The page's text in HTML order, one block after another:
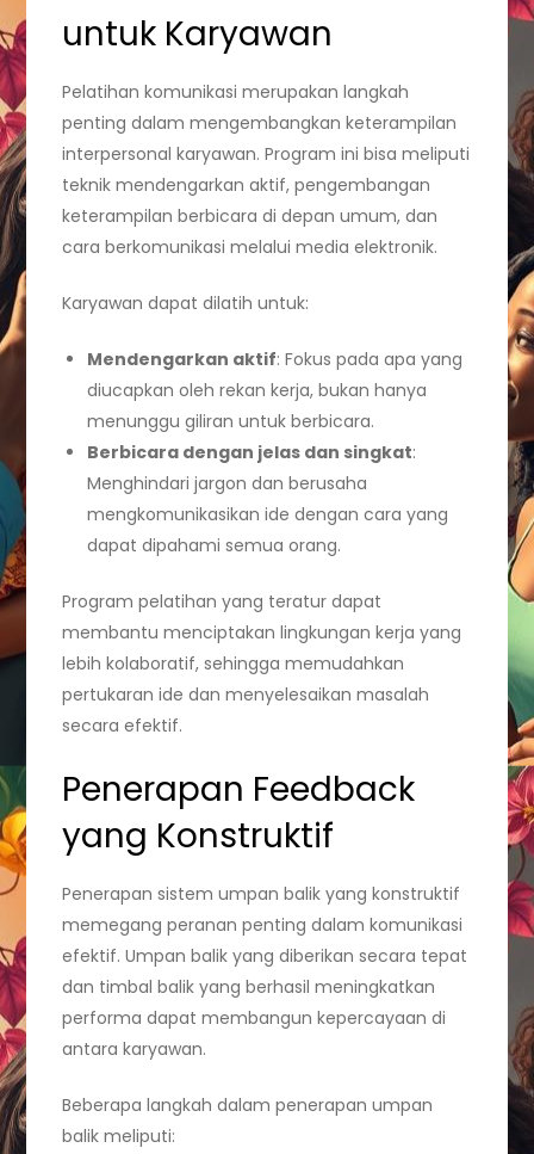
untuk Karyawan
Pelatihan komunikasi merupakan langkah
penting dalam mengembangkan keterampilan
interpersonal karyawan. Program ini bisa meliputi
teknik mendengarkan aktif, pengembangan
keterampilan berbicara di depan umum, dan
cara berkomunikasi melalui media elektronik.
Karyawan dapat dilatih untuk:
Mendengarkan aktif: Fokus pada apa yang
diucapkan oleh rekan kerja, bukan hanya
menunggu giliran untuk berbicara.
Berbicara dengan jelas dan singkat:
Menghindari jargon dan berusaha
mengkomunikasikan ide dengan cara yang
dapat dipahami semua orang.
Program pelatihan yang teratur dapat
membantu menciptakan lingkungan kerja yang
lebih kolaboratif, sehingga memudahkan
pertukaran ide dan menyelesaikan masalah
secara efektif.
Penerapan Feedback
yang Konstruktif
Penerapan sistem umpan balik yang konstruktif
memegang peranan penting dalam komunikasi
efektif. Umpan balik yang diberikan secara tepat
dan timbal balik yang berhasil meningkatkan
performa dapat membangun kepercayaan di
antara karyawan.
Beberapa langkah dalam penerapan umpan
balik meliputi: